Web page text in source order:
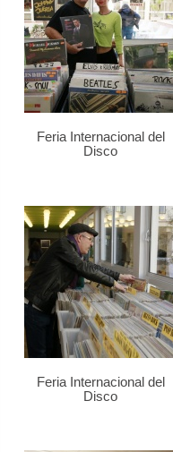
Feria Internacional del
Disco
Feria Internacional del
Disco